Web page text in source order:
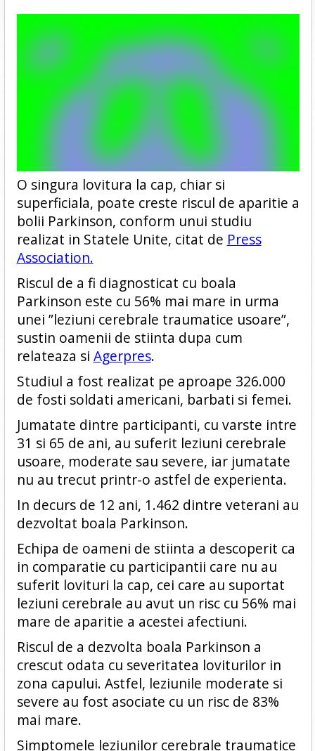
O singura lovitura la cap, chiar si
superficiala, poate creste riscul de aparitie a
bolii Parkinson, conform unui studiu
realizat in Statele Unite, citat de Press
Association.
Riscul de a fi diagnosticat cu boala
Parkinson este cu 56% mai mare in urma
unei ”leziuni cerebrale traumatice usoare”,
sustin oamenii de stiinta dupa cum
relateaza si Agerpres.
Studiul a fost realizat pe aproape 326.000
de fosti soldati americani, barbati si femei.
Jumatate dintre participanti, cu varste intre
31 si 65 de ani, au suferit leziuni cerebrale
usoare, moderate sau severe, iar jumatate
nu au trecut printr-o astfel de experienta.
In decurs de 12 ani, 1.462 dintre veterani au
dezvoltat boala Parkinson.
Echipa de oameni de stiinta a descoperit ca
in comparatie cu participantii care nu au
suferit lovituri la cap, cei care au suportat
leziuni cerebrale au avut un risc cu 56% mai
mare de aparitie a acestei afectiuni.
Riscul de a dezvolta boala Parkinson a
crescut odata cu severitatea loviturilor in
zona capului. Astfel, leziunile moderate si
severe au fost asociate cu un risc de 83%
mai mare.
Simptomele leziunilor cerebrale traumatice